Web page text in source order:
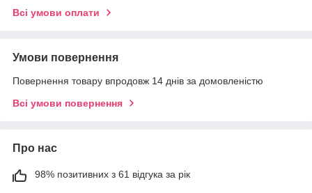
Всі умови оплати
Умови повернення
Повернення товару впродовж 14 днів за домовленістю
Всі умови повернення
Про нас
98% позитивних з 61 відгука за рік